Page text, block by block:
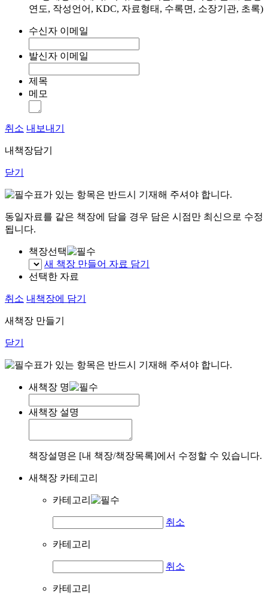
연도, 작성언어, KDC, 자료형태, 수록면, 소장기관, 초록)
수신자 이메일
발신자 이메일
제목
메모
취소 내보내기
내책장담기
닫기
표가 있는 항목은 반드시 기재해 주셔야 합니다.
동일자료를 같은 책장에 담을 경우 담은 시점만 최신으로 수정
됩니다.
책장선택
새 책장 만들어 자료 담기
선택한 자료
취소 내책장에 담기
새책장 만들기
닫기
표가 있는 항목은 반드시 기재해 주셔야 합니다.
새책장 명
새책장 설명
책장설명은 [내 책장/책장목록]에서 수정할 수 있습니다.
새책장 카테고리
카테고리
취소
카테고리
취소
카테고리